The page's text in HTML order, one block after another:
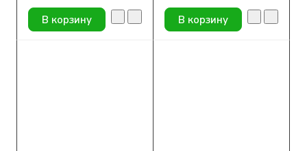
В корзину В корзину